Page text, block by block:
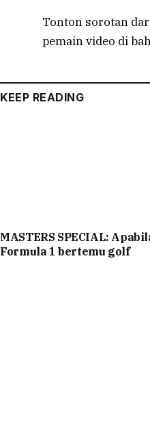
Tonton sorotan
pemain video di
KEEP READING
MASTERS SPECIAL:
Formula 1 bertemu golf